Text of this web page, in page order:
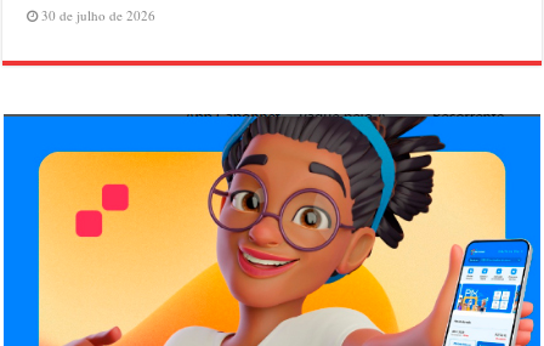
30 de julho de 2026